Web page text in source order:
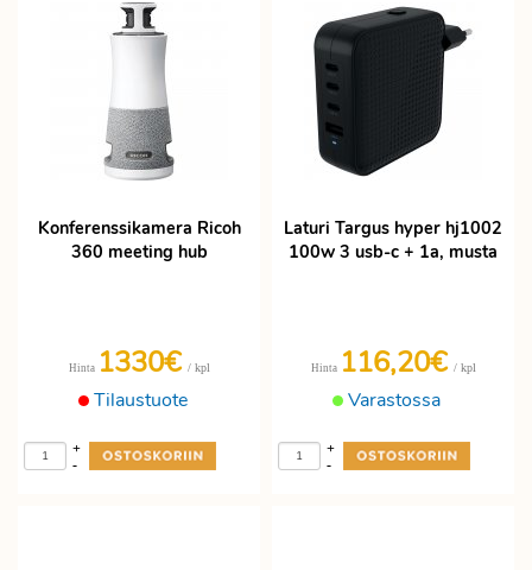
Konferenssikamera Ricoh
360 meeting hub
Tilaustuote
Hinta 1330€ / kpl
-
+
Laturi Targus hyper hj1002
100w 3 usb-c + 1a, musta
Varastossa
Hinta 116,20€ / kpl
-
+